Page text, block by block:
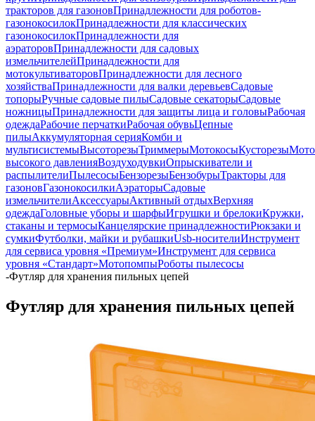
тракторов для газоновПринадлежности для роботов-
газонокосилокПринадлежности для классических
газонокосилокПринадлежности для
аэраторовПринадлежности для садовых
измельчителейПринадлежности для
мотокультиваторовПринадлежности для лесного
хозяйстваПринадлежности для валки деревьевСадовые
топорыРучные садовые пилыСадовые секаторыСадовые
ножницыПринадлежности для защиты лица и головыРабочая
одеждаРабочие перчаткиРабочая обувьЦепные
пилыАккумуляторная серияКомби и
мультисистемыВысоторезыТриммерыМотокосыКусторезы
высокого давленияВоздуходувкиОпрыскиватели и
распылителиПылесосыБензорезыБензобурыТракторы для
газоновГазонокосилкиАэраторыСадовые
измельчителиАксессуарыАктивный отдыхВерхняя
одеждаГоловные уборы и шарфыИгрушки и брелокиКружки,
стаканы и термосыКанцелярские принадлежностиРюкзаки и
сумкиФутболки, майки и рубашкиUsb-носителиИнструмент
для сервиса уровня «Премиум»Инструмент для сервиса
уровня «Стандарт»МотопомпыРоботы пылесосы
-Футляр для хранения пильных цепей
Футляр для хранения пильных цепей